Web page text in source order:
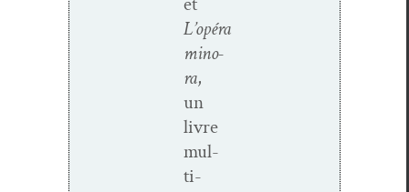
L’opéra
mino­
ra,
un
livre
mul­
ti­